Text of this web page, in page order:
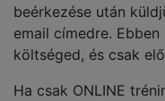
beérkezése után
email címedre.
költséged, és csak
Ha csak ONLINE